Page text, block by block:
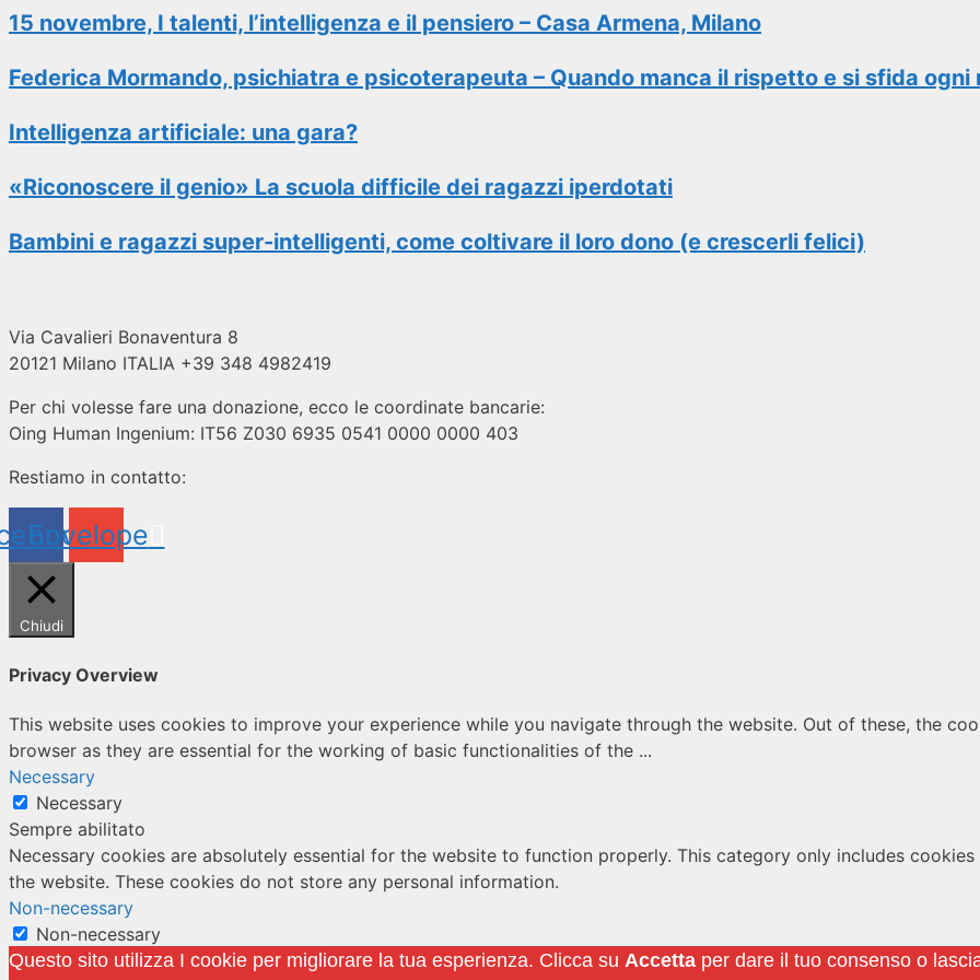
15 novembre, I talenti, l’intelligenza e il pensiero – Casa Armena, Milano
Federica Mormando, psichiatra e psicoterapeuta – Quando manca il rispetto e si sfida ogni
Intelligenza artificiale: una gara?
«Riconoscere il genio» La scuola difficile dei ragazzi iperdotati
Bambini e ragazzi super-intelligenti, come coltivare il loro dono (e crescerli felici)
Via Cavalieri Bonaventura 8
20121 Milano ITALIA +39 348 4982419
Per chi volesse fare una donazione, ecco le coordinate bancarie:
Oing Human Ingenium: IT56 Z030 6935 0541 0000 0000 403
Restiamo in contatto:
Envelope
Questo sito utilizza I cookie per migliorare la tua esperienza. Clicca su Accetta per dare il tuo consenso o
Chiudi
Privacy Overview
This website uses cookies to improve your experience while you navigate through the website. Out of these, the
browser as they are essential for the working of basic functionalities of the ...
Necessary
Necessary
Sempre abilitato
Necessary cookies are absolutely essential for the website to function properly. This category only includes
the website. These cookies do not store any personal information.
Non-necessary
Non-necessary
Any cookies that may not be particularly necessary for the website to function and is used specifically to collect